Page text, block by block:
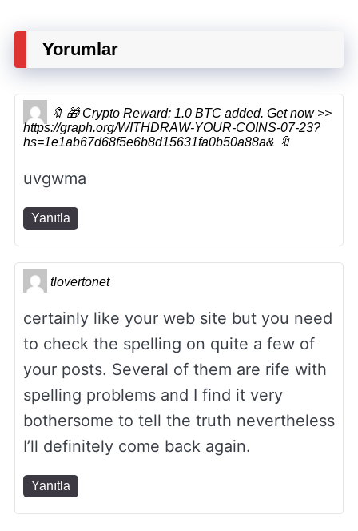
Yorumlar
🔖 🎁 Crypto Reward: 1.0 BTC added. Get now >>
https://graph.org/WITHDRAW-YOUR-COINS-07-23?
hs=1e1ab67d68f5e6b8d15631fa0b50a88a& 🔖
uvgwma
Yanıtla
tlovertonet
certainly like your web site but you need
to check the spelling on quite a few of
your posts. Several of them are rife with
spelling problems and I find it very
bothersome to tell the truth nevertheless
I’ll definitely come back again.
Yanıtla